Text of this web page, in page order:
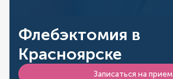
Флебэктомия в
Красноярске
Записаться на прием